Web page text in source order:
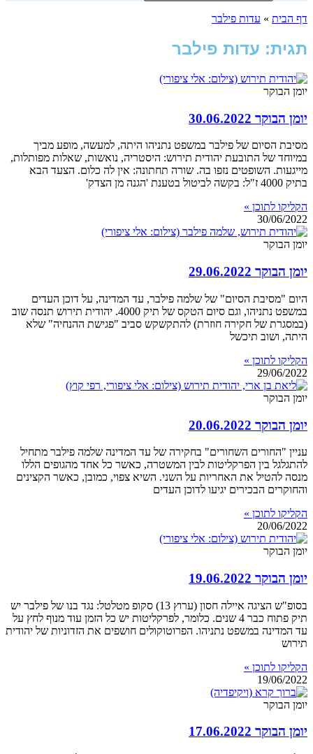
דף הבית » עדות פילבר
תגית: עדות פילבר
יומן הבוקר
יומן הבוקר 30.06.2022
מסיבת הסיום של פילבר במשפט נתניהו היתה, למעשה, מופע מביך
במיוחד של התובעת יהודית תירוש: היסטריה, נואשות, שאלות מפותלות,
מייגעות. השופטים נזפו בה. שורה תחתונה: אין לה כלום. הצעד הבא
בתיק 4000 ז"ל: בקשה לביטול בטענת 'הגנה מן הצדק'
הקליקו לתוכן »
30/06/2022
יומן הבוקר
יומן הבוקר 29.06.2022
היום "מסיבת הסיום" של שלמה פילבר, עד המדינה, על דוכן העדים
במשפט נתניהו, וגם סיום הטקס של תיק 4000. יהודית תירוש תנסה שוב
(במסגרת של חקירה חוזרת) להתקשקש סביב "פגישת ההנחיה" שלא
היתה, ושוב תיכשל
הקליקו לתוכן »
29/06/2022
יומן הבוקר
יומן הבוקר 20.06.2022
עניין "החורים השחורים" בחקירה של עד המדינה שלמה פילבר מתחיל
להתגלגל בין הפרקליטות לבין המשטרה, כאשר כל אחד מהגופים הללו
מנסה להטיל את האחריות על השני. השיא צפוי, כמובן, כאשר הקצינים
והחוקרים הבכירים יגיעו לדוכן העדים
הקליקו לתוכן »
20/06/2022
יומן הבוקר
יומן הבוקר 19.06.2022
בסופ"ש הציגה איילה חסון (ערוץ 13) סקופ מטלטל: נגד בנו של פילבר יש
תיק פתוח כבר 4 שנים. כלומר, לפרקליטות יש כל הזמן עוד מנוף לחץ על
עד המדינה במשפט נתניהו. הפרוטוקולים חושפים את הזדוניות של יהודית
תירוש
הקליקו לתוכן »
19/06/2022
יומן הבוקר
יומן הבוקר 17.06.2022